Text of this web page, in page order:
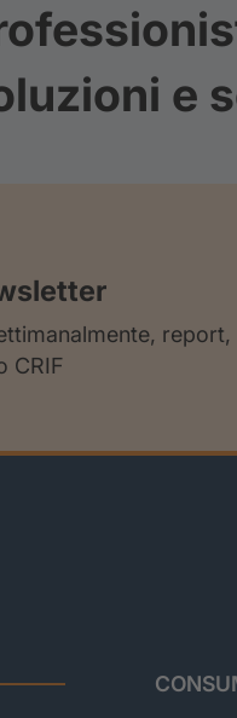
e
report,
CRIF